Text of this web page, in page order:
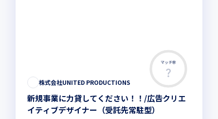
マッチ率
株式会社UNITED PRODUCTIONS
新規事業に力貸してください！！/広告クリエ
イティブデザイナー（受託先常駐型）